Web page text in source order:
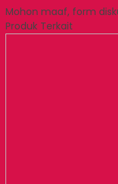
Mohon maaf, form
Produk Terkait